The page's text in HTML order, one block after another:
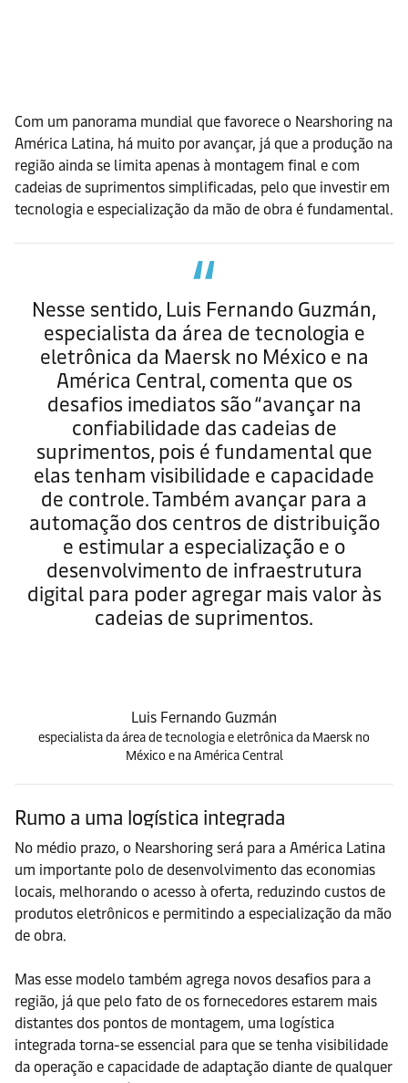
Com um panorama mundial que favorece o Nearshoring na
América Latina, há muito por avançar, já que a produção na
região ainda se limita apenas à montagem final e com
cadeias de suprimentos simplificadas, pelo que investir em
tecnologia e especialização da mão de obra é fundamental.
Nesse sentido, Luis Fernando Guzmán,
especialista da área de tecnologia e
eletrônica da Maersk no México e na
América Central, comenta que os
desafios imediatos são “avançar na
confiabilidade das cadeias de
suprimentos, pois é fundamental que
elas tenham visibilidade e capacidade
de controle. Também avançar para a
automação dos centros de distribuição
e estimular a especialização e o
desenvolvimento de infraestrutura
digital para poder agregar mais valor às
cadeias de suprimentos.
Luis Fernando Guzmán
especialista da área de tecnologia e eletrônica da Maersk no
México e na América Central
Rumo a uma logística integrada
No médio prazo, o Nearshoring será para a América Latina
um importante polo de desenvolvimento das economias
locais, melhorando o acesso à oferta, reduzindo custos de
produtos eletrônicos e permitindo a especialização da mão
de obra.
Mas esse modelo também agrega novos desafios para a
região, já que pelo fato de os fornecedores estarem mais
distantes dos pontos de montagem, uma logística
integrada torna-se essencial para que se tenha visibilidade
da operação e capacidade de adaptação diante de qualquer